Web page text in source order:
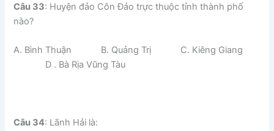
Câu 33: Huyện đảo Côn Đảo trực thuộc tỉnh thành phố
nào?
A. Bình Thuận B. Quảng Trị C. Kiêng Giang
D . Bà Rịa Vũng Tàu
Câu 34: Lãnh Hải là: